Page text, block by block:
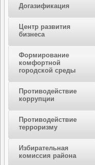
Догазификация
Центр развития
бизнеса
Формирование
комфортной
городской среды
Противодействие
коррупции
Противодействие
терроризму
Избирательная
комиссия района